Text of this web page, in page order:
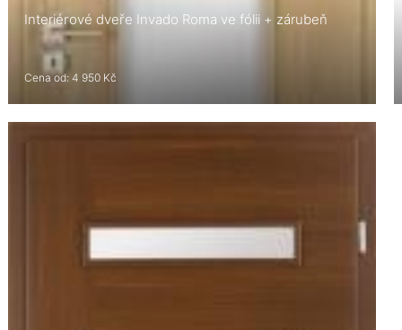
Interiérové dveře Invado Roma ve fólii + zárubeň
Cena od: 4 950 Kč